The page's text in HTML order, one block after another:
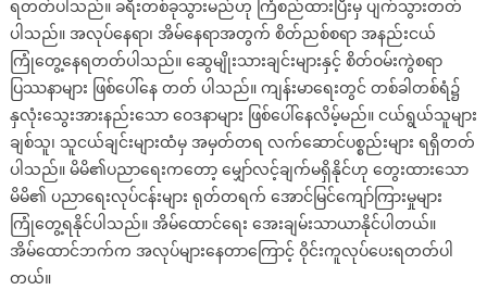
ရတတ်ပါသည်။ ခရီးတစ်ခုသွားမည်ဟု ကြံစည်ထားပြီးမှ ပျက်သွားတတ်
ပါသည်။ အလုပ်နေရာ၊ အိမ်နေရာအတွက် စိတ်ညစ်စရာ အနည်းငယ်
ကြုံတွေ့နေရတတ်ပါသည်။ ဆွေမျိုးသားချင်းများနှင့် စိတ်ဝမ်းကွဲစရာ
ပြဿနာများ ဖြစ်ပေါ်နေ တတ် ပါသည်။ ကျန်းမာရေးတွင် တစ်ခါတစ်ရံ၌
နှလုံးသွေးအားနည်းသော ဝေဒနာများ ဖြစ်ပေါ်နေလိမ့်မည်။ ငယ်ရွယ်သူများ
ချစ်သူ၊ သူငယ်ချင်းများထံမှ အမှတ်တရ လက်ဆောင်ပစ္စည်းများ ရရှိတတ်
ပါသည်။ မိမိ၏ပညာရေးကတော့ မျှော်လင့်ချက်မရှိနိုင်ဟု တွေးထားသော
မိမိ၏ ပညာရေးလုပ်ငန်းများ ရုတ်တရက် အောင်မြင်ကျော်ကြားမှုများ
ကြုံတွေ့ရနိုင်ပါသည်။ အိမ်ထောင်ရေး အေးချမ်းသာယာနိုင်ပါတယ်။
အိမ်ထောင်ဘက်က အလုပ်များနေတာကြောင့် ဝိုင်းကူလုပ်ပေးရတတ်ပါ
တယ်။